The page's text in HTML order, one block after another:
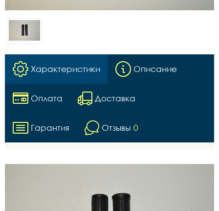
Характеристики Описание
Оплата Доставка
Гарантия Отзывы 0